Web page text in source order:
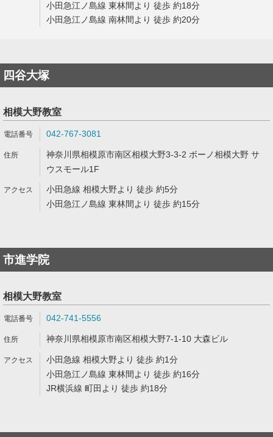
小田急江ノ島線 東林間より 徒歩 約18分
小田急江ノ島線 南林間より 徒歩 約20分
四谷大塚
相模大野教室
042-767-3081
神奈川県相模原市南区相模大野3-3-2 ボーノ相模大野 サ
ウスモール1F
小田急線 相模大野より 徒歩 約5分
小田急江ノ島線 東林間より 徒歩 約15分
市進学院
相模大野教室
042-741-5556
神奈川県相模原市南区相模大野7-1-10 大森ビル
小田急線 相模大野より 徒歩 約1分
小田急江ノ島線 東林間より 徒歩 約16分
JR横浜線 町田より 徒歩 約18分